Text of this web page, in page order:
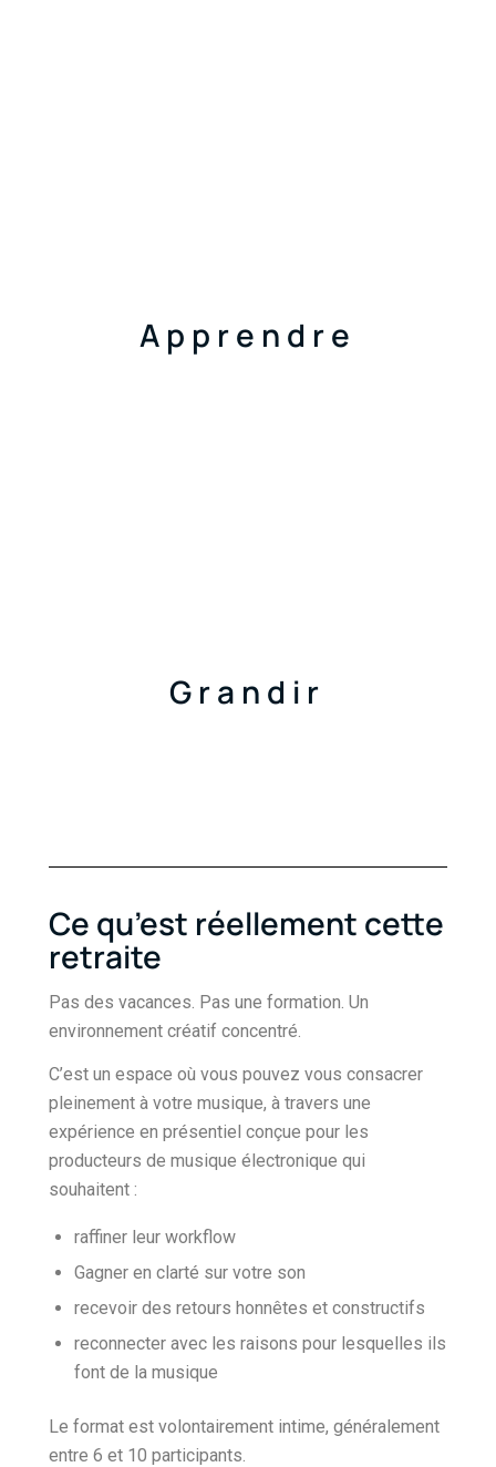
Apprendre
Grandir
Ce qu’est réellement cette
retraite
Pas des vacances. Pas une formation. Un
environnement créatif concentré.
C’est un espace où vous pouvez vous consacrer
pleinement à votre musique, à travers une
expérience en présentiel conçue pour les
producteurs de musique électronique qui
souhaitent :
raffiner leur workflow
Gagner en clarté sur votre son
recevoir des retours honnêtes et constructifs
reconnecter avec les raisons pour lesquelles ils
font de la musique
Le format est volontairement intime, généralement
entre 6 et 10 participants.